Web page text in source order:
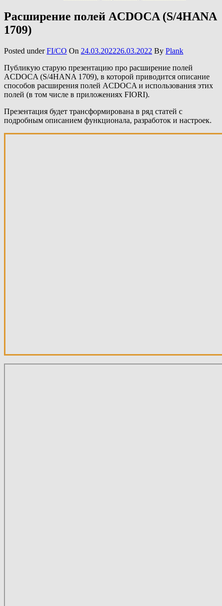
Расширение полей ACDOCA (S/4HANA
1709)
Posted underFI/CO On 24.03.202226.03.2022 By Plank
Публикую старую презентацию про расширение полей
ACDOCA (S/4HANA 1709), в которой приводится описание
способов расширения полей ACDOCA и использования этих
полей (в том числе в приложениях FIORI).
Презентация будет трансформирована в ряд статей с
подробным описанием функционала, разработок и настроек.